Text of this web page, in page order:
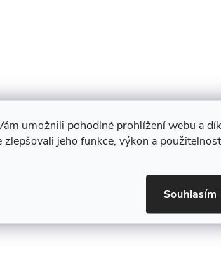
umožnili pohodlné prohlížení webu a
jeho funkce, výkon a
Souhlasím